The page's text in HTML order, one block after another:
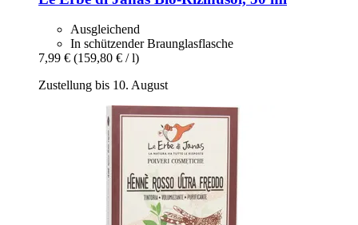
Ausgleichend
In schützender Braunglasflasche
7,99 € (159,80 € / l)
Zustellung bis 10. August